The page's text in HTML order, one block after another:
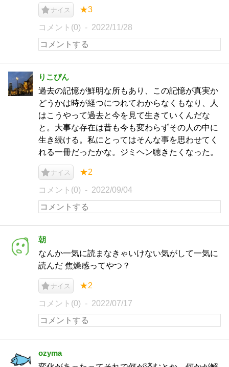
ナイス ★3
コメント(0) 2022/11/28
りこぴん
過去の記憶が鮮明な所もあり、この記憶が真実か
どうかは時が経つにつれてわからなくもなり、人
はこうやって過去と今を見て生きていくんだな
と。大事な存在は昔も今も変わらずその人の中に
生き続ける。私にとってはそんな事を思わせてく
れる一冊だったかな。ジミヘン聴きたくなった。
ナイス ★2
コメント(0) 2022/09/04
朝
なんか一気に読まなきゃいけない気がして一気に
読んだ 焦燥感ってやつ？
ナイス ★2
コメント(0) 2022/07/17
ozyma